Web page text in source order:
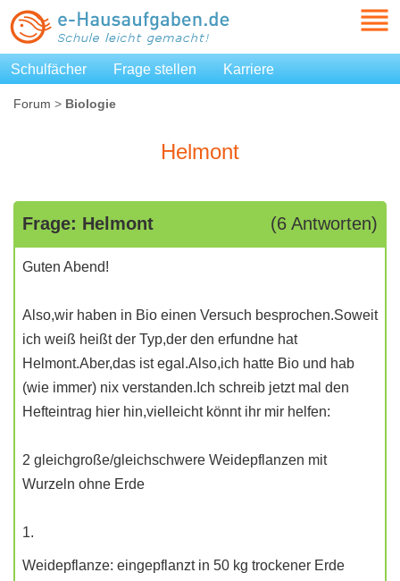
Schulfächer Frage stellen Karriere
Forum > Biologie
Helmont
Frage: Helmont (6 Antworten)
Guten Abend!
Also,wir haben in Bio einen Versuch besprochen.Soweit
ich weiß heißt der Typ,der den erfundne hat
Helmont.Aber,das ist egal.Also,ich hatte Bio und hab
(wie immer) nix verstanden.Ich schreib jetzt mal den
Hefteintrag hier hin,vielleicht könnt ihr mir helfen:
2 gleichgroße/gleichschwere Weidepflanzen mit
Wurzeln ohne Erde
1.
Weidepflanze: eingepflanzt in 50 kg trockener Erde